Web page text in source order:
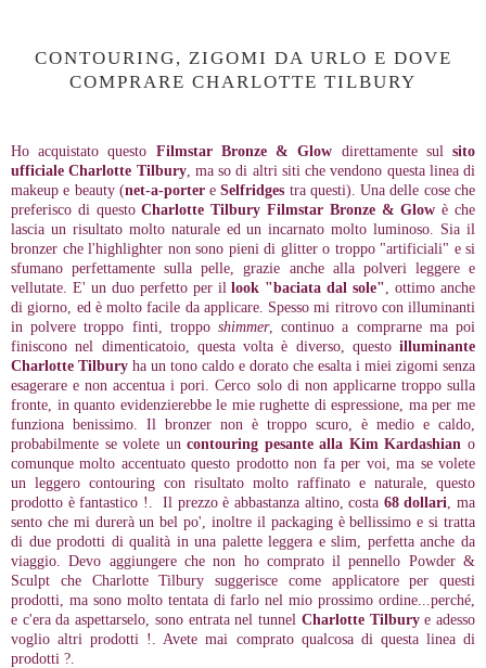
CONTOURING, ZIGOMI DA URLO E DOVE
COMPRARE CHARLOTTE TILBURY
Ho acquistato questo Filmstar Bronze & Glow direttamente sulsito
ufficiale Charlotte Tilbury, ma so di altri siti che vendono questa linea di
makeup e beauty (net-a-portereSelfridges tra questi). Una delle cose che
preferisco di questoCharlotte Tilbury Filmstar Bronze & Glow è che
lascia un risultato molto naturale ed un incarnato molto luminoso. Sia il
bronzer che l'highlighter non sono pieni di glitter o troppo "artificiali" e si
sfumano perfettamente sulla pelle, grazie anche alla polveri leggere e
vellutate. E' un duo perfetto per illook "baciata dal sole" , ottimo anche
di giorno, ed è molto facile da applicare. Spesso mi ritrovo con illuminanti
in polvere troppo finti, troppo shimmer, continuo a comprarne ma poi
finiscono nel dimenticatoio, questa volta è diverso, questo illuminante
Charlotte Tilbury ha un tono caldo e dorato che esalta i miei zigomi senza
esagerare e non accentua i pori. Cerco solo di non applicarne troppo sulla
fronte, in quanto evidenzierebbe le mie rughette di espressione, ma per me
funziona benissimo. Il bronzer non è troppo scuro, è medio e caldo,
probabilmente se volete uncontouring pesante alla Kim Kardashian o
comunque molto accentuato questo prodotto non fa per voi, ma se volete
un leggero contouring con risultato molto raffinato e naturale, questo
prodotto è fantastico !. Il prezzo è abbastanza altino, costa 68 dollari , ma
sento che mi durerà un bel po', inoltre il packaging è bellissimo e si tratta
di due prodotti di qualità in una palette leggera e slim, perfetta anche da
viaggio. Devo aggiungere che non ho comprato il pennello Powder &
Sculpt che Charlotte Tilbury suggerisce come applicatore per questi
prodotti, ma sono molto tentata di farlo nel mio prossimo ordine...perché,
e c'era da aspettarselo, sono entrata nel tunnel Charlotte Tilburye adesso
voglio altri prodotti !. Avete mai comprato qualcosa di questa linea di
prodotti ?.